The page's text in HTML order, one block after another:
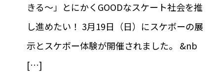
きる〜」とにかくGOODなスケート社会を推
し進めたい！ 3月19日（日）にスケボーの展
示とスケボー体験が開催されました。 &nb
[…]